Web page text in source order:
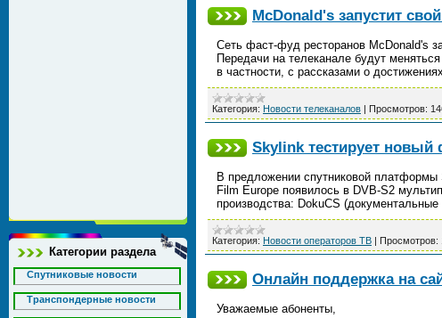
Категории раздела
Спутниковые новости
Транспондерные новости
McDonald's запустит
Сеть фаст-фуд ресторанов McDonald's
Передачи на телеканале будут
в частности, с рассказами о
Категория: Новости телеканалов | Просмотров:
Skylink тестирует
В предложении спутниковой
Film Europe появилось в DVB-S2
производства: DokuCS
Категория: Новости операторов ТВ | Просмотров:
Онлайн поддержка на
Уважаемые абоненты,